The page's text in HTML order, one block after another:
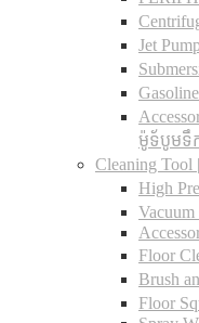
Jet
ម៉ូទ័បូមទឹ
Cleaning Tool
High
Floor
Brush
Floor